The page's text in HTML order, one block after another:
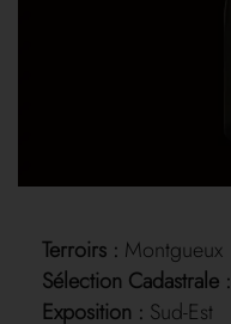
Terroirs : Montgueux
Sélection Cadastrale :
Exposition : Sud-Est